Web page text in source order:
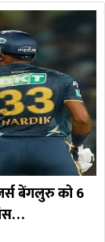
बेंगलुरु को 6